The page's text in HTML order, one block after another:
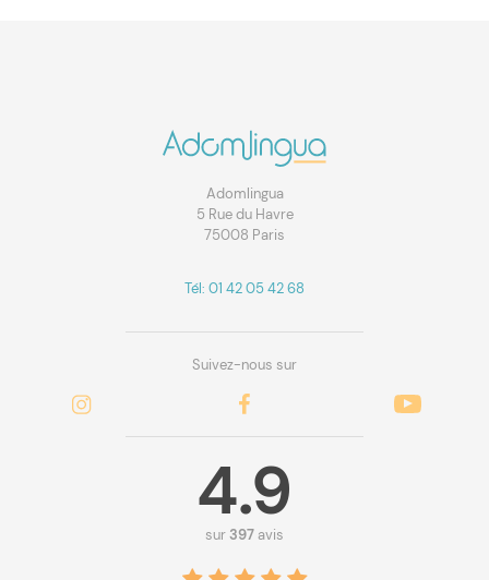
Adomlingua
5 Rue du Havre
75008 Paris
Tél: 01 42 05 42 68
Suivez-nous sur
4.9
sur397 avis